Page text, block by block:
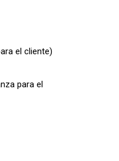
el cliente)
para el